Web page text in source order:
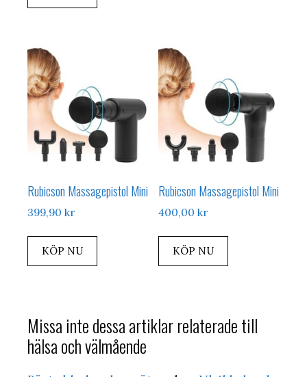
Rubicson Massagepistol Mini
399,90 kr
KÖP NU
Rubicson Massagepistol Mini
400,00kr
KÖP NU
Missa inte dessa artiklar relaterade till
hälsa och välmående